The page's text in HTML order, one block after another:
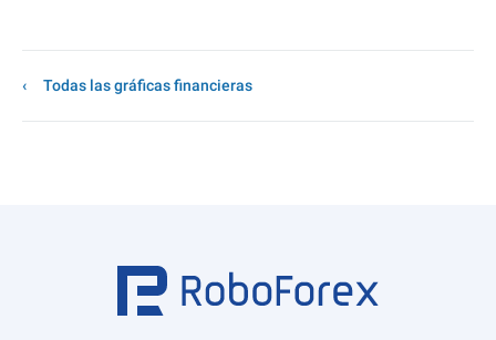
Todas las gráficas financieras